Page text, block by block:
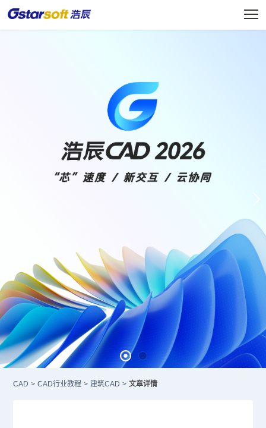
CAD > CAD行业教程 > 建筑CAD > 文章详情